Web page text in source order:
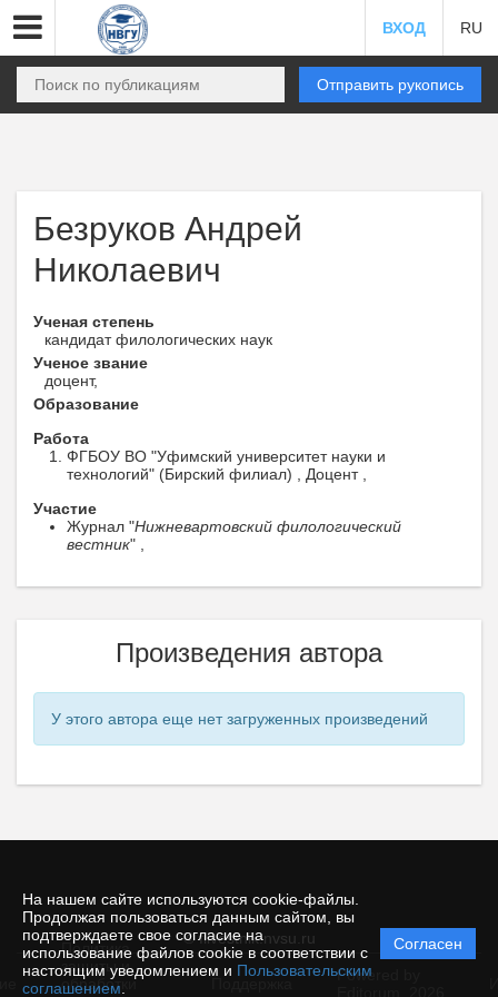
На нашем сайте используются cookie-файлы.
Продолжая пользоваться данным сайтом, вы
подтверждаете свое согласие на
использование файлов cookie в соответствии с
настоящим уведомлением и Пользовательским
соглашением
Согласен
ВХОД RU
Отправить рукопись
Безруков Андрей
Николаевич
Ученая степень
кандидат филологических наук
Ученое звание
доцент,
Образование
Работа
ФГБОУ ВО "Уфимский университет науки и
технологий" (Бирский филиал) , Доцент ,
Участие
Журнал "Нижневартовский филологический
вестник" ,
Произведения автора
У этого автора еще нет загруженных произведений
© filvestnik.nvsu.ru
Политика
защиты и
обработки
Powered by